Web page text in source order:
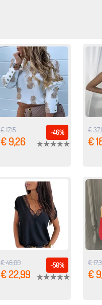
-46%
€ 17,15
€ 9,26
€
€
-50%
€ 46,00
€ 22,99
€
€